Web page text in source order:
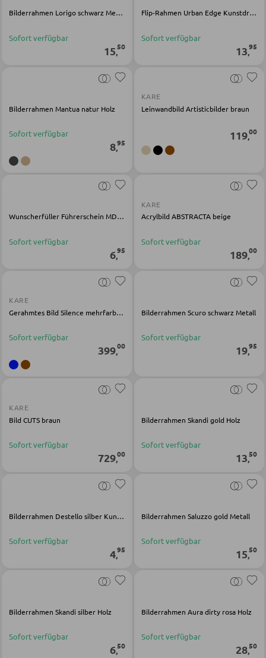
Herrendiener
Garderoben Kommoden
Garderobenständer
Garderobenschränke
Garderobenserien
Schlüsselboards und Kästen
Schirmständer
Schuhschränke
Schuhkipper
Kinderbetten
Kinderkleiderschränke
Kinderschreibtische
Sonstige Kindermöbel
Jugendbetten
Jugendkleiderschränke
Komplette Kinder- und Jugendzimmer
Bürotische
Eckschreibtische
Bilderrahmen Lorigo schwarz Metall
Sofort verfügbar
15,50
Flip-Rahmen Urban Edge Kunstdruck multicolor
Sofort verfügbar
13,95
Bilderrahmen Mantua natur Holz
Sofort verfügbar
8,95
KARE
Leinwandbild Artisticbilder braun
119,00
Wunscherfüller Führerschein MDF multicolor
Sofort verfügbar
6,95
KARE
Acrylbild ABSTRACTA beige
Sofort verfügbar
189,00
KARE
Gerahmtes Bild Silence mehrfarbig Papier Holz
Sofort verfügbar
399,00
Bilderrahmen Scuro schwarz Metall
Sofort verfügbar
19,95
KARE
Bild CUTS braun
Sofort verfügbar
729,00
Bilderrahmen Skandi gold Holz
Sofort verfügbar
13,50
Bilderrahmen Destello silber Kunststoff
Sofort verfügbar
4,95
Bilderrahmen Saluzzo gold Metall
Sofort verfügbar
15,50
Bilderrahmen Skandi silber Holz
Sofort verfügbar
6,50
Bilderrahmen Aura dirty rosa Holz
Sofort verfügbar
28,50